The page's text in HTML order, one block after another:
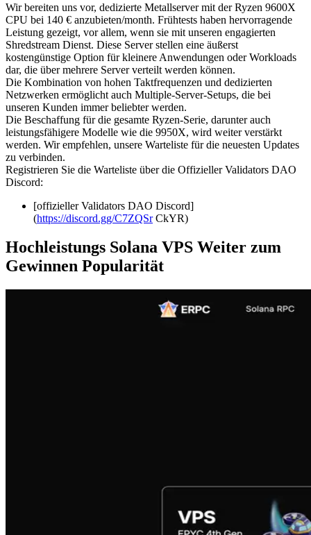
Wir bereiten uns vor, dedizierte Metallserver mit der Ryzen 9600X
CPU bei 140 € anzubieten/month. Frühtests haben hervorragende
Leistung gezeigt, vor allem, wenn sie mit unseren engagierten
Shredstream Dienst. Diese Server stellen eine äußerst
kostengünstige Option für kleinere Anwendungen oder Workloads
dar, die über mehrere Server verteilt werden können.
Die Kombination von hohen Taktfrequenzen und dedizierten
Netzwerken ermöglicht auch Multiple-Server-Setups, die bei
unseren Kunden immer beliebter werden.
Die Beschaffung für die gesamte Ryzen-Serie, darunter auch
leistungsfähigere Modelle wie die 9950X, wird weiter verstärkt
werden. Wir empfehlen, unsere Warteliste für die neuesten Updates
zu verbinden.
Registrieren Sie die Warteliste über die Offizieller Validators DAO
Discord:
[offizieller Validators DAO Discord]
(https://discord.gg/C7ZQSrCkYR)
Hochleistungs Solana VPS Weiter zum
Gewinnen Popularität